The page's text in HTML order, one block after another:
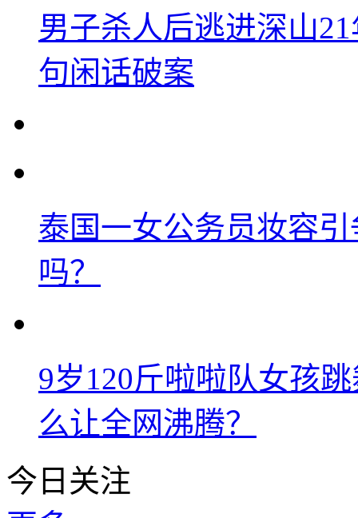
男子杀人后逃进深山
句闲话破案
泰国一女公务员妆容
吗？
9岁120斤啦啦队女孩
么让全网沸腾？
今日关注